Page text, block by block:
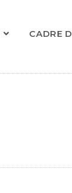
CADRE